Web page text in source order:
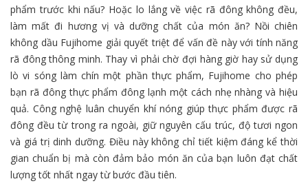
phẩm trước khi nấu? Hoặc lo lắng về việc rã đông không đều,
làm mất đi hương vị và dưỡng chất của món ăn? Nồi chiên
không dầu Fujihome giải quyết triệt để vấn đề này với tính năng
rã đông thông minh. Thay vì phải chờ đợi hàng giờ hay sử dụng
lò vi sóng làm chín một phần thực phẩm, Fujihome cho phép
bạn rã đông thực phẩm đông lạnh một cách nhẹ nhàng và hiệu
quả. Công nghệ luân chuyển khí nóng giúp thực phẩm được rã
đông đều từ trong ra ngoài, giữ nguyên cấu trúc, độ tươi ngon
và giá trị dinh dưỡng. Điều này không chỉ tiết kiệm đáng kể thời
gian chuẩn bị mà còn đảm bảo món ăn của bạn luôn đạt chất
lượng tốt nhất ngay từ bước đầu tiên.